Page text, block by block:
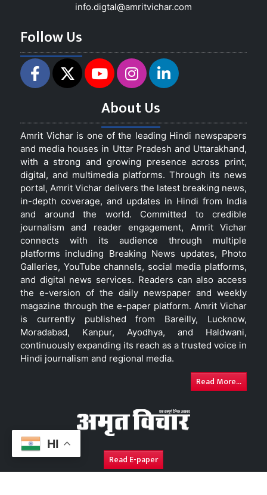
HI
info.digtal@amritvichar.com
Follow Us
About Us
Amrit Vichar is one of the leading Hindi newspapers
and media houses in Uttar Pradesh and Uttarakhand,
with a strong and growing presence across print,
digital, and multimedia platforms. Through its news
portal, Amrit Vichar delivers the latest breaking news,
in-depth coverage, and updates in Hindi from India
and around the world. Committed to credible
journalism and reader engagement, Amrit Vichar
connects with its audience through multiple
platforms including Breaking News updates, Photo
Galleries, YouTube channels, social media platforms,
and digital news services. Readers can also access
the e-version of the daily newspaper and weekly
magazine through the e-paper platform. Amrit Vichar
is currently published from Bareilly, Lucknow,
Moradabad, Kanpur, Ayodhya, and Haldwani,
continuously expanding its reach as a trusted voice in
Hindi journalism and regional media.
Read More...
Read E-paper